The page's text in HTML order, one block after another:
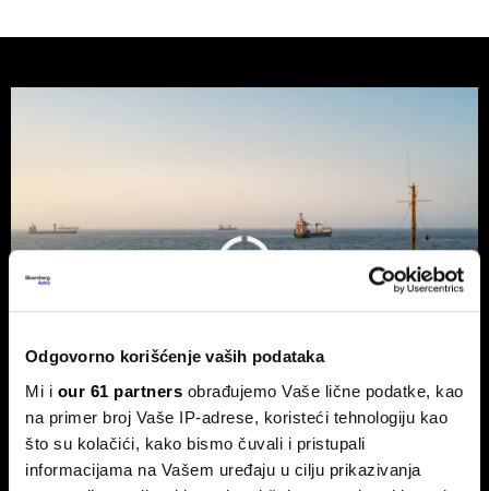
Odgovorno korišćenje vaših podataka
Mi i our 61 partners obrađujemo Vaše lične podatke, kao
na primer broj Vaše IP-adrese, koristeći tehnologiju kao
što su kolačići, kako bismo čuvali i pristupali
informacijama na Vašem uređaju u cilju prikazivanja
Trump odustao od naknade od 20